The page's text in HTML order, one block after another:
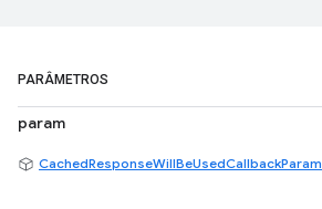
PARÂMETROS
param
CachedResponseWillBeUsedCallbackParam